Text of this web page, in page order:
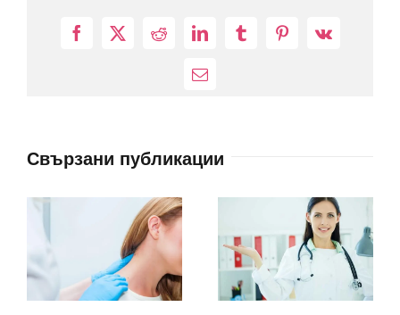
Facebook
X RedditLinkedInTumblrPinterest
Vk
Електронна
Свързани публикации